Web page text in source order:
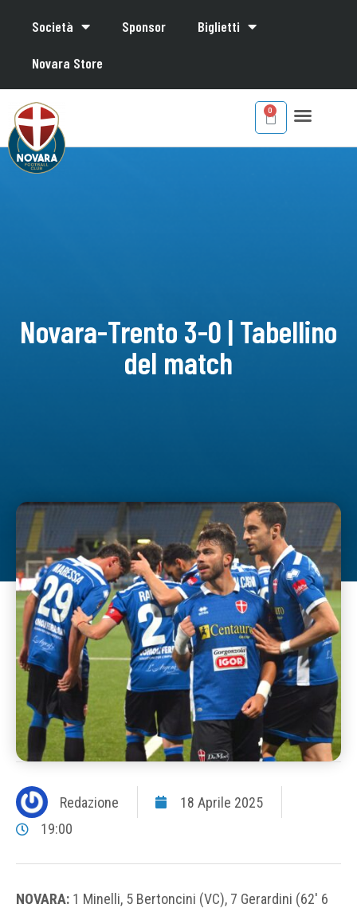
Società Sponsor Biglietti
Novara Store
Novara-Trento 3-0 | Tabellino
del match
Redazione
18 Aprile 2025
19:00
NOVARA: 1 Minelli, 5 Bertoncini (VC), 7 Gerardini (62′ 6